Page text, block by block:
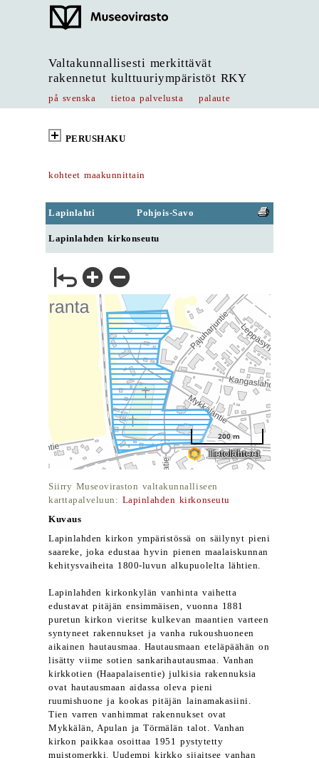
Valtakunnallisesti merkittävät
rakennetut kulttuuriympäristöt RKY
på svenska tietoa palvelusta palaute
PERUSHAKU
kohteet maakunnittain
Lapinlahti Pohjois-Savo
Lapinlahden kirkonseutu
Siirry Museoviraston valtakunnalliseen
karttapalveluun: Lapinlahden kirkonseutu
Kuvaus
Lapinlahden kirkon ympäristössä on säilynyt pieni
saareke, joka edustaa hyvin pienen maalaiskunnan
kehitysvaiheita 1800-luvun alkupuolelta lähtien.
Lapinlahden kirkonkylän vanhinta vaihetta
edustavat pitäjän ensimmäisen, vuonna 1881
puretun kirkon vieritse kulkevan maantien varteen
syntyneet rakennukset ja vanha rukoushuoneen
aikainen hautausmaa. Hautausmaan eteläpäähän on
lisätty viime sotien sankarihautausmaa. Vanhan
kirkkotien (Haapalaisentie) julkisia rakennuksia
ovat hautausmaan aidassa oleva pieni
ruumishuone ja kookas pitäjän lainamakasiini.
Tien varren vanhimmat rakennukset ovat
Mykkälän, Apulan ja Törmälän talot. Vanhan
kirkon paikkaa osoittaa 1951 pystytetty
muistomerkki. Uudempi kirkko sijaitsee vanhan